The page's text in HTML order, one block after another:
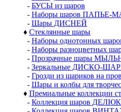
- БУСЫ из шаров
- Наборы шаров ПАПЬЕ-
- Шары ДИСНЕЙ
♦ Стеклянные шары
- Наборы однотонных
- Наборы разноцветных
- Прозрачные шары
- Зеркальные ДИСКО-
- Грозди из шариков на
- Шары и колбы для
♦ Премиальные коллекции
- Коллекция шаров